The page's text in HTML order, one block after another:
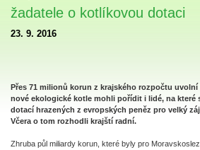
žadatele o kotlíkovou dotaci
23. 9. 2016
Přes 71 milionů korun z krajského rozpočtu uvolní
nové ekologické kotle mohli pořídit i lidé, na které
dotací hrazených z evropských peněz pro velký
Včera o tom rozhodli krajští radní.
Zhruba půl miliardy korun, které byly pro